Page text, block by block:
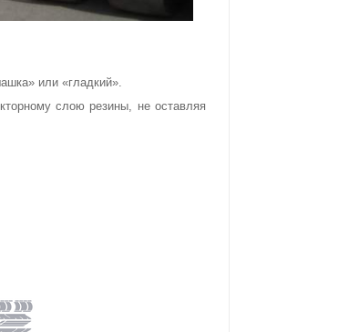
или «гладкий».
слою резины, не оставляя